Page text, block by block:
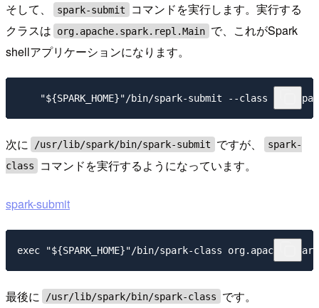
そして、 spark-submit
コマンドを実行します。実行する
クラスは
org.apache.spark.repl.Main で、これがSpark
shellアプリケーションになります。
次に /usr/lib/spark/bin/spark-submit ですが、
spark-
class
コマンドを実行するようになっています。
spark-submit
最後に /usr/lib/spark/bin/spark-class です。